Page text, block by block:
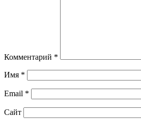
Комментарий *
Имя *
Email *
Сайт